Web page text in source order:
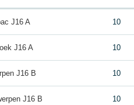
J16 A 10
J16 A 10
J16 B 10
J16 B 10